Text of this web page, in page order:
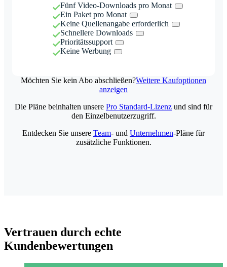
Fünf Video-Downloads pro Monat
Ein Paket pro Monat
Keine Quellenangabe erforderlich
Schnellere Downloads
Prioritätssupport
Keine Werbung
Möchten Sie kein Abo abschließen?Weitere Kaufoptionen
anzeigen
Die Pläne beinhalten unsere Pro Standard-Lizenz und sind für
den Einzelbenutzerzugriff.
Entdecken Sie unsere Team- und Unternehmen-Pläne für
zusätzliche Funktionen.
Vertrauen durch echte
Kundenbewertungen